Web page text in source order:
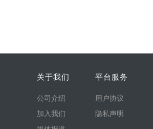
关于我们
公司介绍
加入我们
平台服务
用户协议
隐私声明